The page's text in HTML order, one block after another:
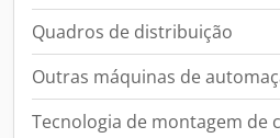
Quadros de distribuição
Outras máquinas de
Tecnologia de montagem de